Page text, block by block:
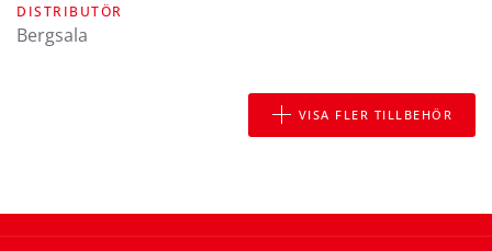
DISTRIBUTÖR
Bergsala
VISA FLER TILLBEHÖR